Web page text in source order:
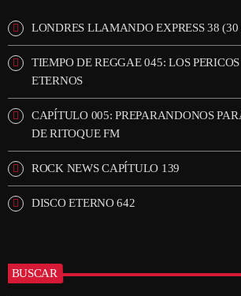
LONDRES LLAMANDO EXPRESS 38 (30
TIEMPO DE REGGAE 045: LOS
ETERNOS
CAPÍTULO 005: PREPARANDONOS
DE RITOQUE FM
ROCK NEWS CAPÍTULO 139
DISCO ETERNO 642
BUSCAR